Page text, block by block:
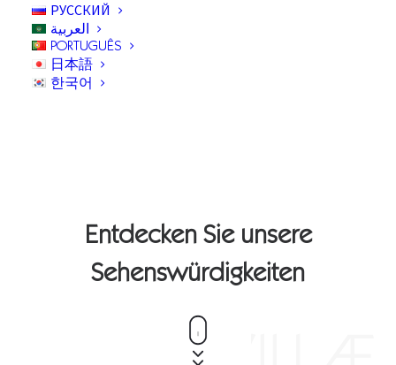
РУССКИЙ
العربية
PORTUGUÊS
日本語
한국어
Entdecken Sie unsere
Sehenswürdigkeiten